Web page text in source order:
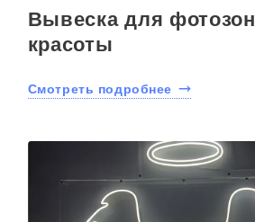
Вывеска для
красоты
Смотреть подробнее